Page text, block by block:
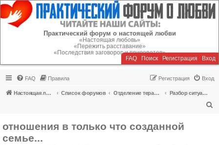
Регистрация
Практический форум о настоящей любви
«Настоящая любовь»
«Пережить расставание»
«Последствия заговоров и приворотов»
FAQ Поиск Регистрация Вход
FAQ Правила Вход
Регистрация
Настоящая любовь Список форумов Отделение терапии
Разбор ситуаций любовных отношений
отношения в только что созданной
семье...